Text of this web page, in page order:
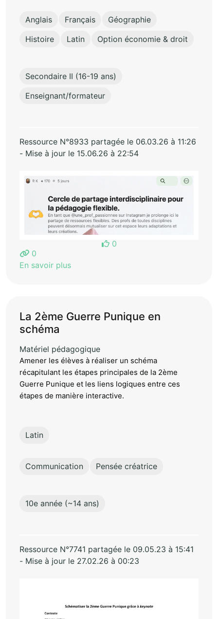
Anglais Français
Géographie
Histoire
Latin Option économie & droit
Secondaire II (16-19 ans)
Enseignant/formateur
Ressource N°8933 partagée le 06.03.26 à 11:26
- Mise à jour le 15.06.26 à 22:54
0
0
En savoir plus
La 2ème Guerre Punique en
schéma
Matériel pédagogique
Amener les élèves à réaliser un schéma
récapitulant les étapes principales de la 2ème
Guerre Punique et les liens logiques entre ces
étapes de manière interactive.
Latin
Communication Pensée créatrice
10e année (~14 ans)
Ressource N°7741 partagée le 09.05.23 à 15:41
- Mise à jour le 27.02.26 à 00:23